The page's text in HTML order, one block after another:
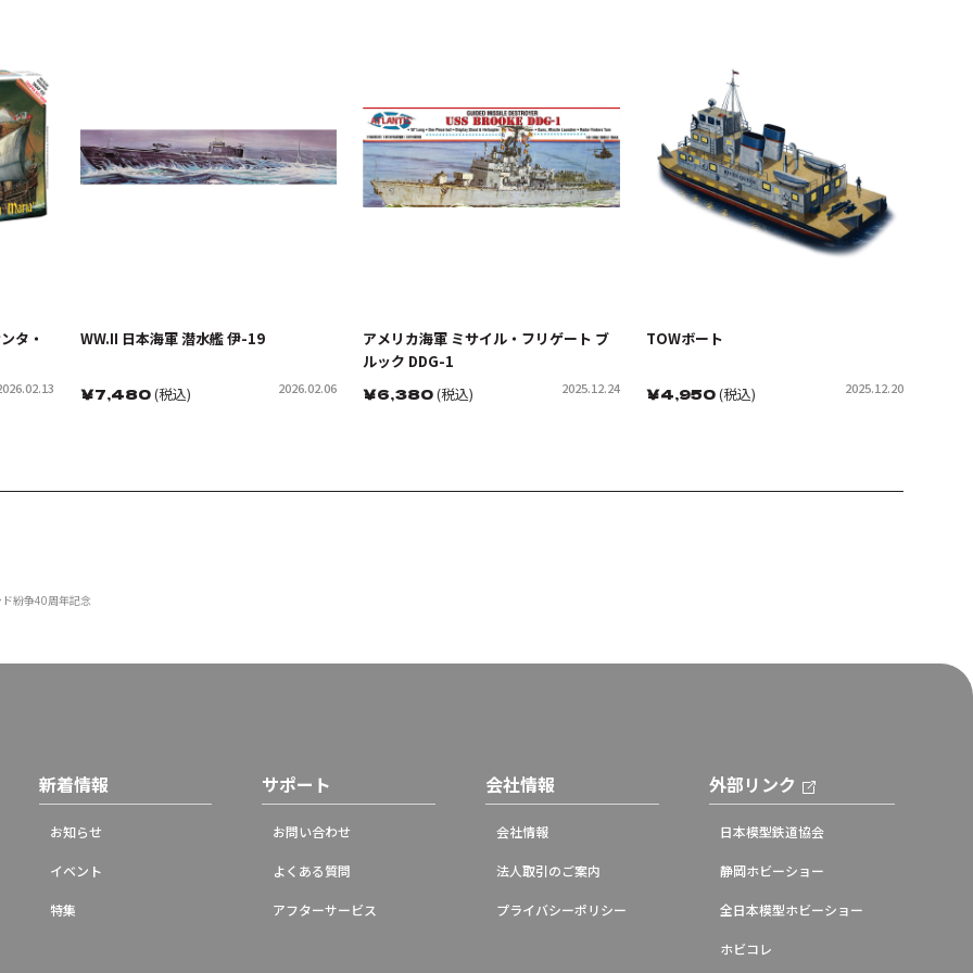
タ・ WW.II 日本海軍 潜水艦 伊-19
￥7,480(税込) 2026.02.06
アメリカ海軍 ミサイル・フリゲート ブ
ルック DDG-1
￥6,380(税込) 2025.12.24
TOWボート
￥4,950(税込) 2025.12.20
紛争40周年記念
新着情報
お知らせ
イベント
特集
サポート
お問い合わせ
よくある質問
アフターサービス
会社情報
会社情報
法人取引のご案内
プライバシーポリシー
外部リンク
日本模型鉄道協会
静岡ホビーショー
全日本模型ホビーショー
ホビコレ